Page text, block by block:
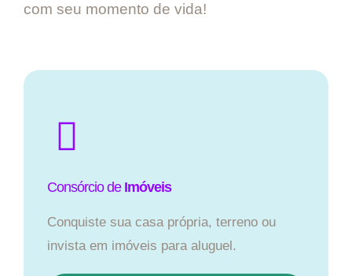
com seu momento de vida!
Consórcio de Imóveis
Conquiste sua casa própria, terreno ou
invista em imóveis para aluguel.